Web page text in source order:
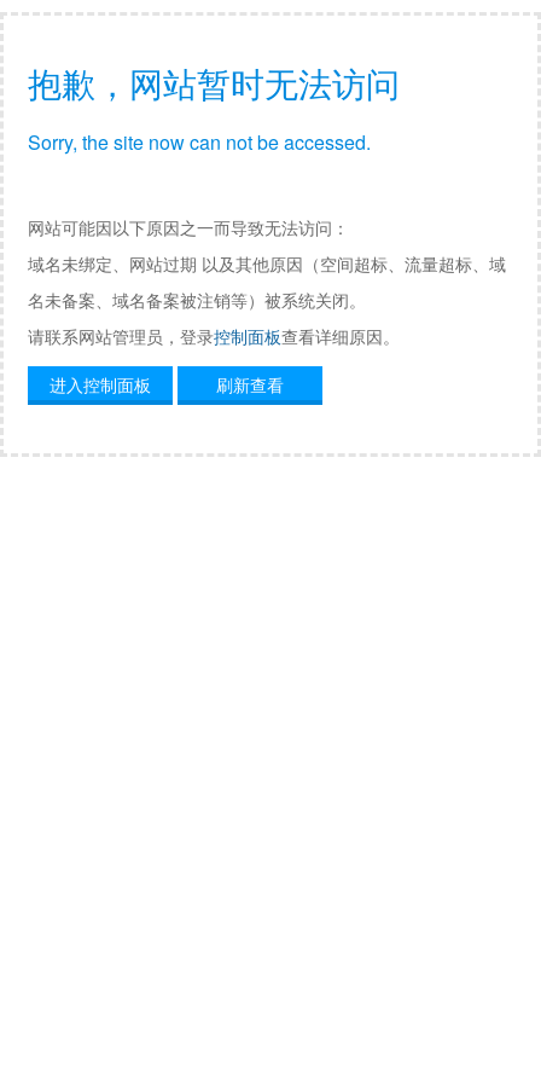
抱歉，网站暂时无法访问
Sorry, the site now can not be accessed.
网站可能因以下原因之一而导致无法访问：
域名未绑定、网站过期 以及其他原因（空间超标、流量超标、域
名未备案、域名备案被注销等）被系统关闭。
请联系网站管理员，登录控制面板查看详细原因。
进入控制面板
刷新查看